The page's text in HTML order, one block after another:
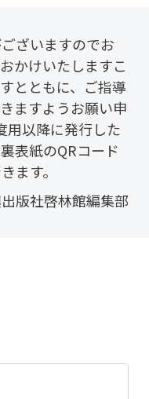
ざいますのでお
かけいたしますこ
とともに、ご指導
ますようお願い申
用以降に発行した
表紙のQRコード
ます。
出版社啓林館編集部